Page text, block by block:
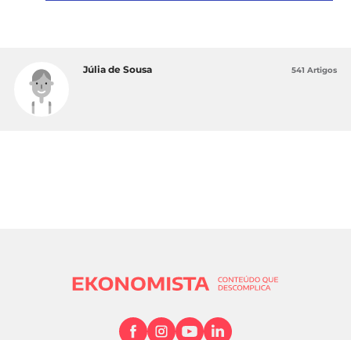
Júlia de Sousa 541 Artigos